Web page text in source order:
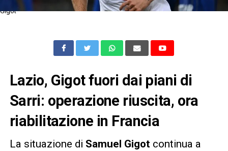
Gigot
Lazio, Gigot fuori dai piani di
Sarri: operazione riuscita, ora
riabilitazione in Francia
La situazione di Samuel Gigotcontinua a